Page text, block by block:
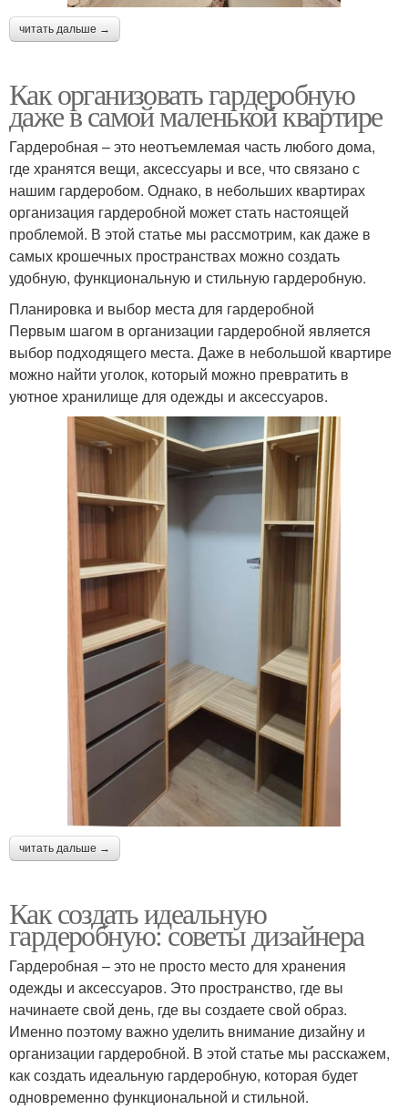
читать дальше →
Как организовать гардеробную
даже в самой маленькой квартире
Гардеробная – это неотъемлемая часть любого дома,
где хранятся вещи, аксессуары и все, что связано с
нашим гардеробом. Однако, в небольших квартирах
организация гардеробной может стать настоящей
проблемой. В этой статье мы рассмотрим, как даже в
самых крошечных пространствах можно создать
удобную, функциональную и стильную гардеробную.
Планировка и выбор места для гардеробной
Первым шагом в организации гардеробной является
выбор подходящего места. Даже в небольшой квартире
можно найти уголок, который можно превратить в
уютное хранилище для одежды и аксессуаров.
читать дальше →
Как создать идеальную
гардеробную: советы дизайнера
Гардеробная – это не просто место для хранения
одежды и аксессуаров. Это пространство, где вы
начинаете свой день, где вы создаете свой образ.
Именно поэтому важно уделить внимание дизайну и
организации гардеробной. В этой статье мы расскажем,
как создать идеальную гардеробную, которая будет
одновременно функциональной и стильной.